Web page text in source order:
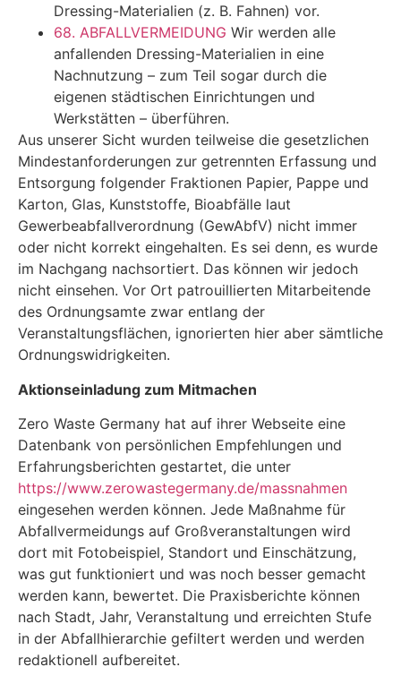
Dressing-Materialien (z. B. Fahnen) vor.
68. ABFALLVERMEIDUNG Wir werden alle
anfallenden Dressing-Materialien in eine
Nachnutzung – zum Teil sogar durch die
eigenen städtischen Einrichtungen und
Werkstätten – überführen.
Aus unserer Sicht wurden teilweise die gesetzlichen
Mindestanforderungen zur getrennten Erfassung und
Entsorgung folgender Fraktionen Papier, Pappe und
Karton, Glas, Kunststoffe, Bioabfälle laut
Gewerbeabfallverordnung (GewAbfV) nicht immer
oder nicht korrekt eingehalten. Es sei denn, es wurde
im Nachgang nachsortiert. Das können wir jedoch
nicht einsehen. Vor Ort patrouillierten Mitarbeitende
des Ordnungsamte zwar entlang der
Veranstaltungsflächen, ignorierten hier aber sämtliche
Ordnungswidrigkeiten.
Aktionseinladung zum Mitmachen
Zero Waste Germany hat auf ihrer Webseite eine
Datenbank von persönlichen Empfehlungen und
Erfahrungsberichten gestartet, die unter
https://www.zerowastegermany.de/massnahmen
eingesehen werden können. Jede Maßnahme für
Abfallvermeidungs auf Großveranstaltungen wird
dort mit Fotobeispiel, Standort und Einschätzung,
was gut funktioniert und was noch besser gemacht
werden kann, bewertet. Die Praxisberichte können
nach Stadt, Jahr, Veranstaltung und erreichten Stufe
in der Abfallhierarchie gefiltert werden und werden
redaktionell aufbereitet.